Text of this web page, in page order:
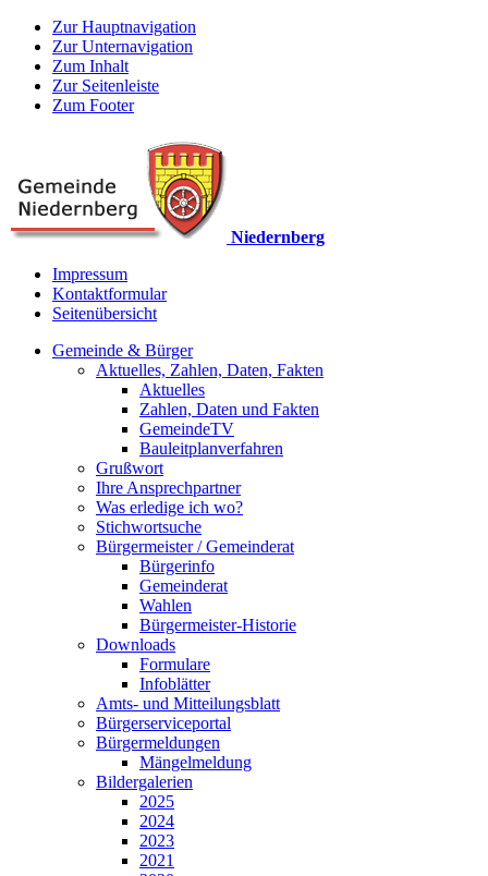
Zur Hauptnavigation
Zur Unternavigation
Zum Inhalt
Zur Seitenleiste
Zum Footer
Niedernberg
Impressum
Kontaktformular
Seitenübersicht
Gemeinde & Bürger
Aktuelles, Zahlen, Daten, Fakten
Aktuelles
Zahlen, Daten und Fakten
GemeindeTV
Bauleitplanverfahren
Grußwort
Ihre Ansprechpartner
Was erledige ich wo?
Stichwortsuche
Bürgermeister / Gemeinderat
Bürgerinfo
Gemeinderat
Wahlen
Bürgermeister-Historie
Downloads
Formulare
Infoblätter
Amts- und Mitteilungsblatt
Bürgerserviceportal
Bürgermeldungen
Mängelmeldung
Bildergalerien
2025
2024
2023
2021